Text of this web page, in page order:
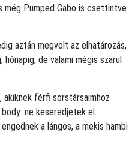
még Pumped Gabo is csettintve
aztán megvolt az elhatározás,
de valami mégis szarul
férfi sorstársaimhoz
ne keseredjetek el.
a lángos, a mekis hambi